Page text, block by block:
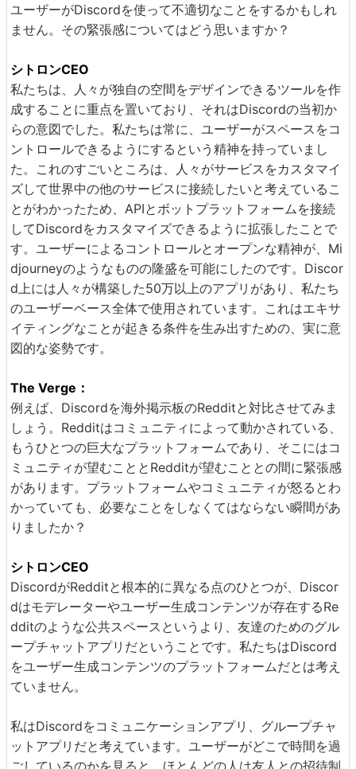
ユーザーがDiscordを使って不適切なことをするかもしれ
ません。その緊張感についてはどう思いますか？
シトロンCEO
私たちは、人々が独自の空間をデザインできるツールを作
成することに重点を置いており、それはDiscordの当初か
らの意図でした。私たちは常に、ユーザーがスペースをコ
ントロールできるようにするという精神を持っていまし
た。これのすごいところは、人々がサービスをカスタマイ
ズして世界中の他のサービスに接続したいと考えているこ
とがわかったため、APIとボットプラットフォームを接続
してDiscordをカスタマイズできるように拡張したことで
す。ユーザーによるコントロールとオープンな精神が、Mi
djourneyのようなものの隆盛を可能にしたのです。Discor
d上には人々が構築した50万以上のアプリがあり、私たち
のユーザーベース全体で使用されています。これはエキサ
イティングなことが起きる条件を生み出すための、実に意
図的な姿勢です。
The Verge：
例えば、Discordを海外掲示板のRedditと対比させてみま
しょう。Redditはコミュニティによって動かされている、
もうひとつの巨大なプラットフォームであり、そこにはコ
ミュニティが望むこととRedditが望むこととの間に緊張感
があります。プラットフォームやコミュニティが怒るとわ
かっていても、必要なことをしなくてはならない瞬間があ
りましたか？
シトロンCEO
DiscordがRedditと根本的に異なる点のひとつが、Discor
dはモデレーターやユーザー生成コンテンツが存在するRe
dditのような公共スペースというより、友達のためのグル
ープチャットアプリだということです。私たちはDiscord
をユーザー生成コンテンツのプラットフォームだとは考え
ていません。
私はDiscordをコミュニケーションアプリ、グループチャ
ットアプリだと考えています。ユーザーがどこで時間を過
ごしているのかを見ると、ほとんどの人は友人との招待制